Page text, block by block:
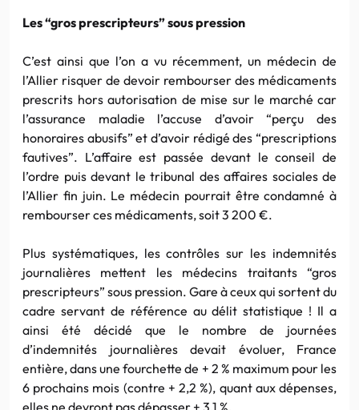
Les “gros prescripteurs” sous pression
C’est ainsi que l’on a vu récemment, un médecin de
l’Allier risquer de devoir rembourser des médicaments
prescrits hors autorisation de mise sur le marché car
l’assurance maladie l’accuse d’avoir “perçu des
honoraires abusifs” et d’avoir rédigé des “prescriptions
fautives”. L’affaire est passée devant le conseil de
l’ordre puis devant le tribunal des affaires sociales de
l’Allier fin juin. Le médecin pourrait être condamné à
rembourser ces médicaments, soit 3 200 €.
Plus systématiques, les contrôles sur les indemnités
journalières mettent les médecins traitants “gros
prescripteurs” sous pression. Gare à ceux qui sortent du
cadre servant de référence au délit statistique ! Il a
ainsi été décidé que le nombre de journées
d’indemnités journalières devait évoluer, France
entière, dans une fourchette de + 2 % maximum pour les
6 prochains mois (contre + 2,2 %), quant aux dépenses,
elles ne devront pas dépasser + 3,1 %.